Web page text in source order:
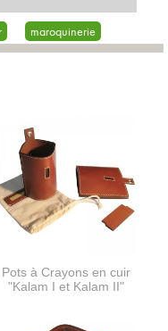
maroquinerie
Pots à Crayons en cuir
"Kalam I et Kalam II"